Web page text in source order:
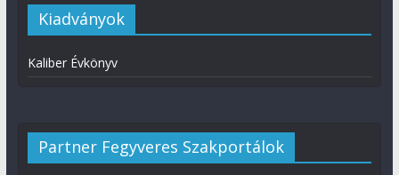
Kiadványok
Kaliber Évkönyv
Partner Fegyveres Szakportálok